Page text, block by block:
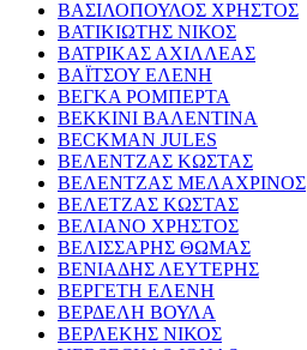
ΒΑΣΙΛΟΠΟΥΛΟΣ ΧΡΗΣΤΟΣ
ΒΑΤΙΚΙΩΤΗΣ ΝΙΚΟΣ
ΒΑΤΡΙΚΑΣ ΑΧΙΛΛΕΑΣ
ΒΑΪΤΣΟΥ ΕΛΕΝΗ
ΒΕΓΚΑ ΡΟΜΠΕΡΤΑ
ΒΕΚΚΙΝΙ ΒΑΛΕΝΤΙΝΑ
BECKMAN JULES
ΒΕΛΕΝΤΖΑΣ ΚΩΣΤΑΣ
ΒΕΛΕΝΤΖΑΣ ΜΕΛΑΧΡΙΝΟΣ
ΒΕΛΕΤΖΑΣ ΚΩΣΤΑΣ
ΒΕΛΙΑΝΟ ΧΡΗΣΤΟΣ
ΒΕΛΙΣΣΑΡΗΣ ΘΩΜΑΣ
ΒΕΝΙΑΔΗΣ ΛΕΥΤΕΡΗΣ
ΒΕΡΓΕΤΗ ΕΛΕΝΗ
ΒΕΡΔΕΛΗ ΒΟΥΛΑ
ΒΕΡΛΕΚΗΣ ΝΙΚΟΣ